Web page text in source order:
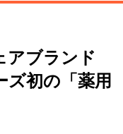
アブランド
ズ初の「薬用